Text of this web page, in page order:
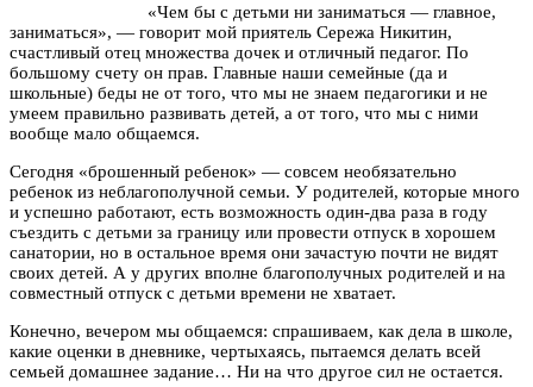
«Чем бы с детьми ни заниматься — главное,
заниматься», — говорит мой приятель Сережа Никитин,
счастливый отец множества дочек и отличный педагог. По
большому счету он прав. Главные наши семейные (да и
школьные) беды не от того, что мы не знаем педагогики и не
умеем правильно развивать детей, а от того, что мы с ними
вообще мало общаемся.
Сегодня «брошенный ребенок» — совсем необязательно
ребенок из неблагополучной семьи. У родителей, которые много
и успешно работают, есть возможность один-два раза в году
съездить с детьми за границу или провести отпуск в хорошем
санатории, но в остальное время они зачастую почти не видят
своих детей. А у других вполне благополучных родителей и на
совместный отпуск с детьми времени не хватает.
Конечно, вечером мы общаемся: спрашиваем, как дела в школе,
какие оценки в дневнике, чертыхаясь, пытаемся делать всей
семьей домашнее задание… Ни на что другое сил не остается.